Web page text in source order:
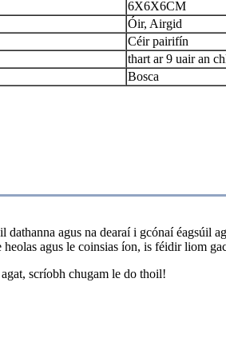
6X6X6CM
Óir, Airgid
Céir pairifín
thart ar 9 uair an
Bosca
dathanna agus na dearaí i gcónaí éagsúil
heolas agus le coinsias íon, is féidir liom
scríobh chugam le do thoil!